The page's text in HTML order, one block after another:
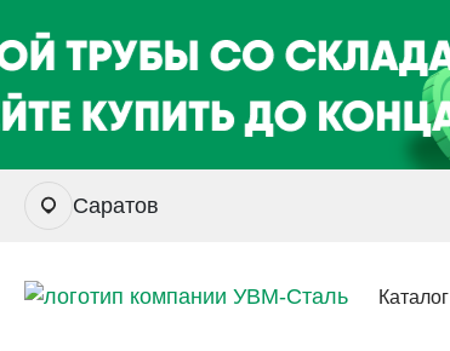
Саратов
Каталог